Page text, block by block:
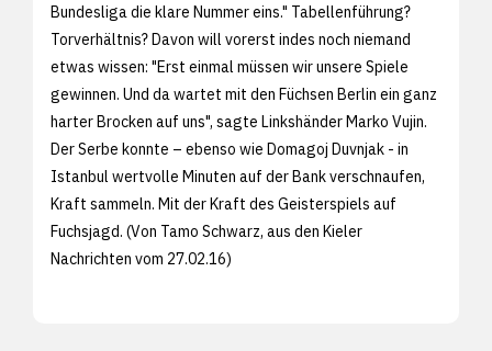
Bundesliga die klare Nummer eins." Tabellenführung?
Torverhältnis? Davon will vorerst indes noch niemand
etwas wissen: "Erst einmal müssen wir unsere Spiele
gewinnen. Und da wartet mit den Füchsen Berlin ein ganz
harter Brocken auf uns", sagte Linkshänder Marko Vujin.
Der Serbe konnte – ebenso wie Domagoj Duvnjak - in
Istanbul wertvolle Minuten auf der Bank verschnaufen,
Kraft sammeln. Mit der Kraft des Geisterspiels auf
Fuchsjagd. (Von Tamo Schwarz, aus den Kieler
Nachrichten vom 27.02.16)